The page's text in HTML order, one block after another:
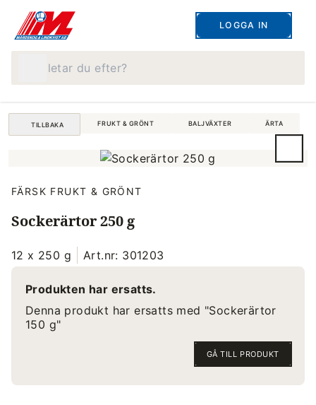
LOGGA IN
TILLBAKA FRUKT & GRÖNT BALJVÄXTER ÄRTA
FÄRSK FRUKT & GRÖNT
Sockerärtor 250 g
12 x 250 g Art.nr: 301203
Produkten har ersatts.
Denna produkt har ersatts med "Sockerärtor
150 g"
GÅ TILL PRODUKT